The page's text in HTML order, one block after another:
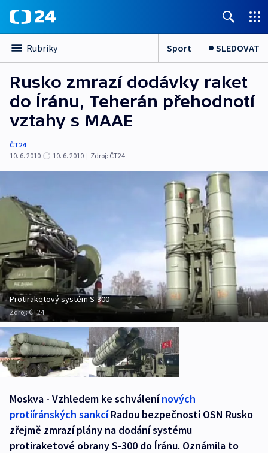
Rubriky Sport SLEDOVAT
Rusko zmrazí dodávky raket
do Íránu, Teherán přehodnotí
vztahy s MAAE
ČT24
10. 6. 2010
10. 6. 2010 | Zdroj: ČT24
Protiraketový systém S-300
Zdroj:ČT24
Moskva - Vzhledem ke schválenínových
protiíránských sankcíRadou bezpečnosti OSN Rusko
zřejmě zmrazí plány na dodání systému
protiraketové obrany S-300 do Íránu. Oznámila to